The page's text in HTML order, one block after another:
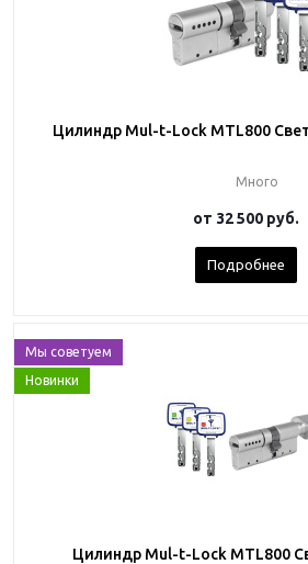
Цилиндр Mul-t-Lock MTL800
Много
от 32 500 руб.
Подробнее
Мы советуем
Новинки
Цилиндр Mul-t-Lock MTL800